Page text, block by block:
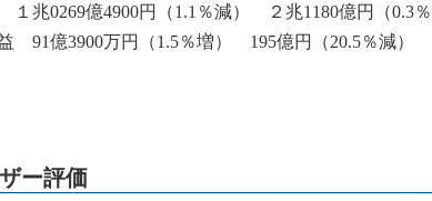
兆0269億4900円（1.1％減） ２兆1180億円（0.3％
91億3900万円（1.5％増） 195億円（20.5％減）